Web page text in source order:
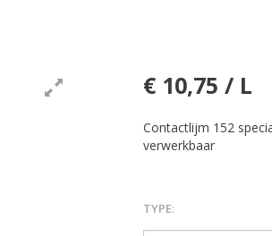
€ 10,75 / L
Contactlijm 152
verwerkbaar
TYPE: